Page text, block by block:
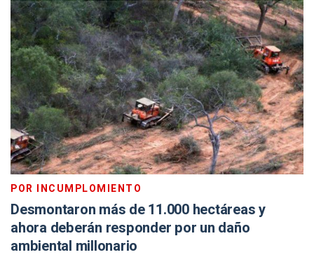
POR INCUMPLOMIENTO
Desmontaron más de 11.000 hectáreas y
ahora deberán responder por un daño
ambiental millonario